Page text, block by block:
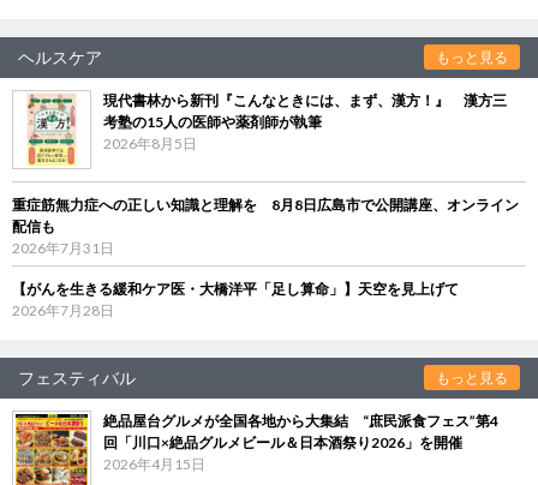
ヘルスケア もっと見る
現代書林から新刊『こんなときには、まず、漢方！』 漢方三
考塾の15人の医師や薬剤師が執筆
2026年8月5日
重症筋無力症への正しい知識と理解を 8月8日広島市で公開講座、オンライン
配信も
2026年7月31日
【がんを生きる緩和ケア医・大橋洋平「足し算命」】天空を見上げて
2026年7月28日
フェスティバル もっと見る
絶品屋台グルメが全国各地から大集結 “庶民派食フェス”第4
回「川口×絶品グルメビール＆日本酒祭り2026」を開催
2026年4月15日